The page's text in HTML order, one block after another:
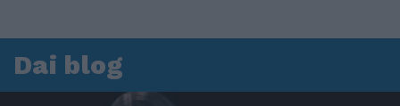
Dai blog